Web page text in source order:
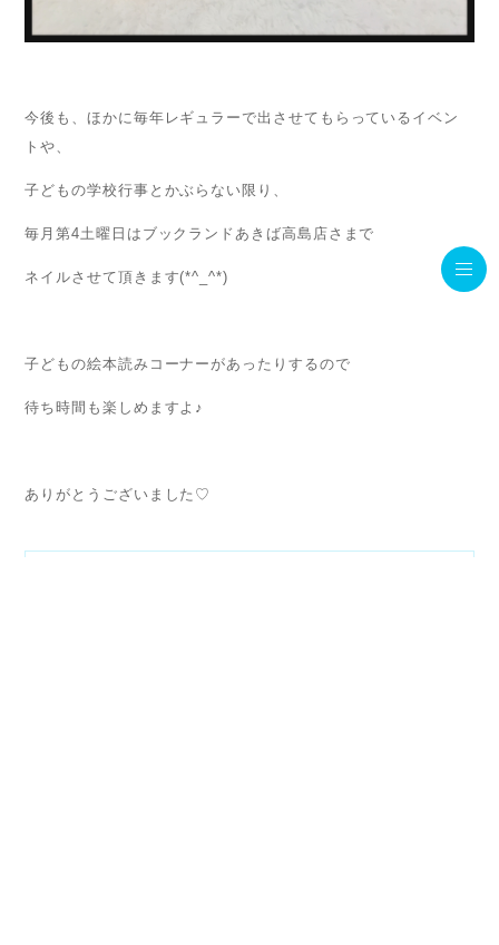
今後も、ほかに毎年レギュラーで出させてもらっているイベン
トや、
子どもの学校行事とかぶらない限り、
毎月第4土曜日はブックランドあきば高島店さまで
ネイルさせて頂きます(*^_^*)
子どもの絵本読みコーナーがあったりするので
待ち時間も楽しめますよ♪
ありがとうございました♡